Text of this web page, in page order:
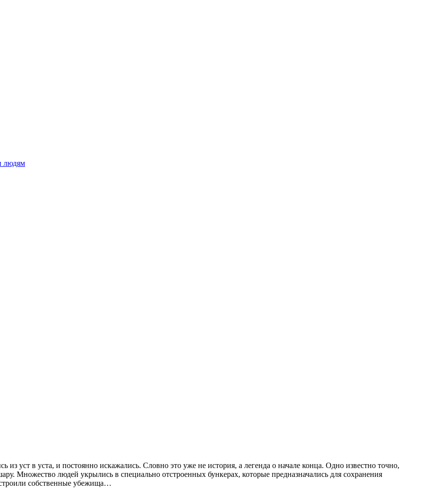
людям
из уст в уста, и постоянно искажались. Словно это уже не история, а легенда о начале конца. Одно известно точно,
Множество людей укрылись в специально отстроенных бункерах, которые предназначались для сохранения
собственные убежища…